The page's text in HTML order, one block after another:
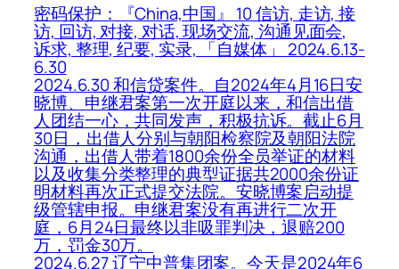
密码保护：『China,中国』 10 信访, 走访, 接
访, 回访, 对接, 对话, 现场交流, 沟通见面会,
诉求, 整理, 纪要, 实录, 「自媒体」 2024.6.13-
6.30
2024.6.30 和信贷案件。自2024年4月16日安
晓博、申继君案第一次开庭以来，和信出借
人团结一心，共同发声，积极抗诉。截止6月
30日，出借人分别与朝阳检察院及朝阳法院
沟通，出借人带着1800余份全员举证的材料
以及收集分类整理的典型证据共2000余份证
明材料再次正式提交法院。安晓博案启动提
级管辖申报。申继君案没有再进行二次开
庭，6月24日最终以非吸罪判决，退赔200
万，罚金30万。
2024.6.27 辽宁中普集团案。今天是2024年6